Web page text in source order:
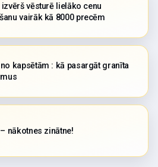
izvērš vēsturē lielāko cenu
vairāk kā 8000 precēm
kapsētām : kā pasargāt granīta
nākotnes zinātne!